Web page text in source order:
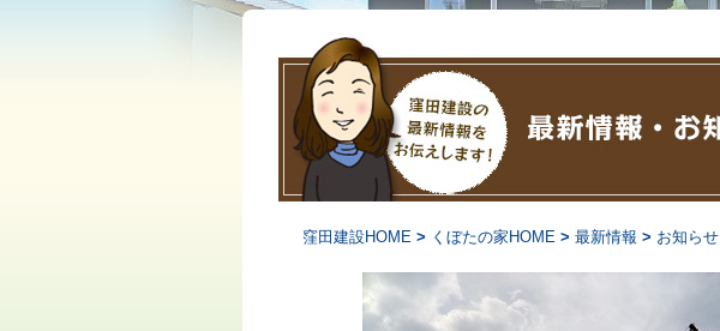
窪田建設HOME > くぼたの家HOME > 最新情報 > お知らせ